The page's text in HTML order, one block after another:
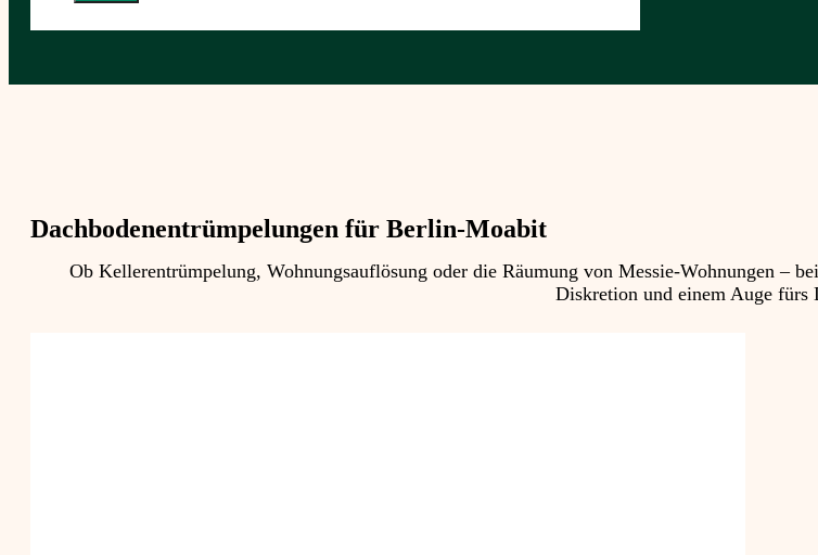
Dachbodenentrümpelungen für Berlin-Moabit
Ob Kellerentrümpelung, Wohnungsauflösung oder die Räumung von Messie-Wohnungen –
Diskretion und einem Auge fürs